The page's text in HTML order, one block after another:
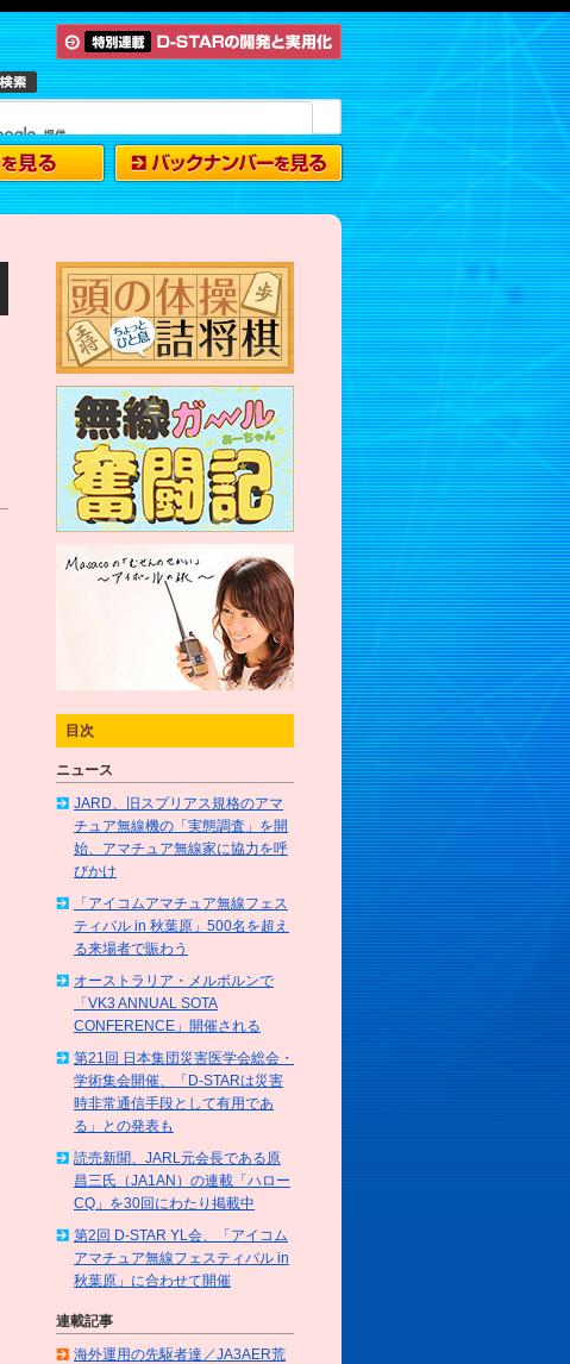
目次
ニュース
JARD、旧スプリアス規格のアマ
チュア無線機の「実態調査」を開
始、アマチュア無線家に協力を呼
びかけ
「アイコムアマチュア無線フェス
ティバル in 秋葉原」500名を超え
る来場者で賑わう
オーストラリア・メルボルンで
「VK3 ANNUAL SOTA
CONFERENCE」開催される
第21回 日本集団災害医学会総会・
学術集会開催、「D-STARは災害
時非常通信手段として有用であ
る」との発表も
読売新聞、JARL元会長である原
昌三氏（JA1AN）の連載「ハロー
CQ」を30回にわたり掲載中
第2回 D-STAR YL会、「アイコム
アマチュア無線フェスティバル in
秋葉原」に合わせて開催
連載記事
海外運用の先駆者達／JA3AER荒